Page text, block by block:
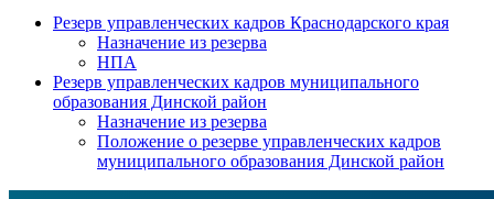
Резерв управленческих кадров Краснодарского края
Назначение из резерва
НПА
Резерв управленческих кадров муниципального
образования Динской район
Назначение из резерва
Положение о резерве управленческих кадров
муниципального образования Динской район